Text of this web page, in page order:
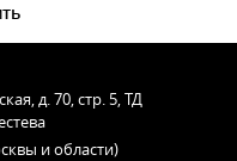
д. 70, стр. 5, ТД
и области)